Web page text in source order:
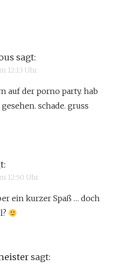
sagt:
12:13 Uhr
auf der porno party. hab
schade. gruss
12:50 Uhr
ein kurzer Spaß … doch
sagt: